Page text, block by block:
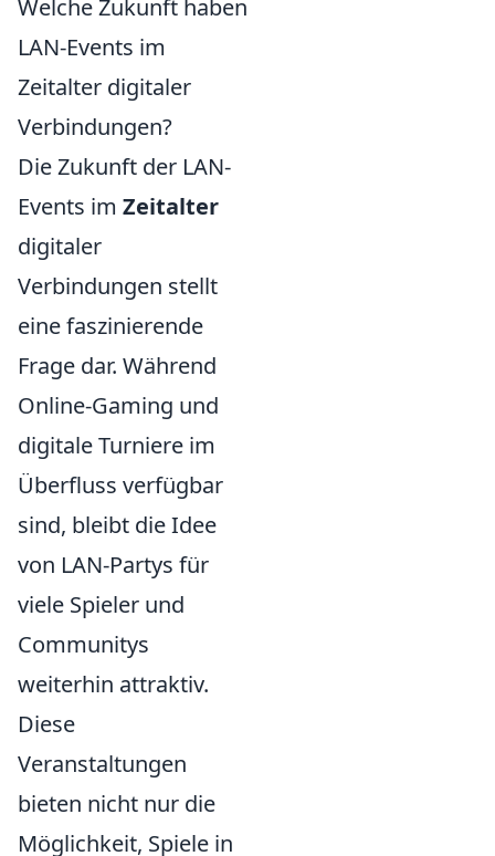
Welche Zukunft haben
LAN-Events im
Zeitalter digitaler
Verbindungen?
Die Zukunft der LAN-
Events im Zeitalter
digitaler
Verbindungen stellt
eine faszinierende
Frage dar. Während
Online-Gaming und
digitale Turniere im
Überfluss verfügbar
sind, bleibt die Idee
von LAN-Partys für
viele Spieler und
Communitys
weiterhin attraktiv.
Diese
Veranstaltungen
bieten nicht nur die
Möglichkeit, Spiele in